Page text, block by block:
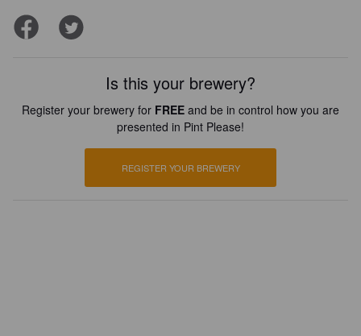
Is this your brewery?
Register your brewery for FREE and be in control how you are
presented in Pint Please!
REGISTER YOUR BREWERY